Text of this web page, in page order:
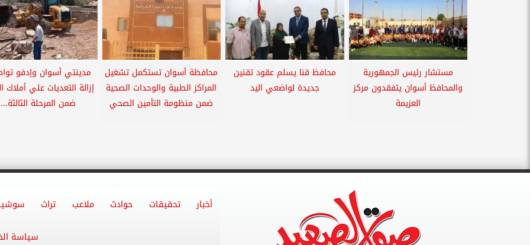
مستشار رئيس الجمهورية
والمحافظ أسوان يتفقدون مركز
العزيمة
محافظ قنا يسلم عقود تقنين
جديدة لواضعي اليد
محافظة أسوان تستكمل تشغيل
المراكز الطبية والوحدات الصحية
ضمن منظومة التأمين الصحي
مدينتي أسوان وإدفو
إزالة التعديات علي أملاك
ضمن المرحلة الثالثة...
أخبار تحقيقات حوادث ملاعب تراث
سياسة